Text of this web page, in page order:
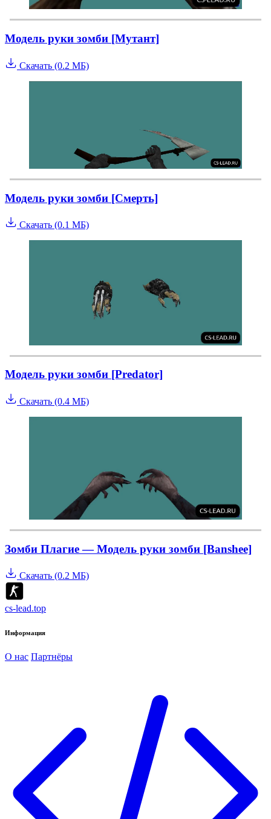
Модель руки зомби [Мутант]
Скачать (0.2 МБ)
Модель руки зомби [Смерть]
Скачать (0.1 МБ)
Модель руки зомби [Predator]
Скачать (0.4 МБ)
Зомби Плагие — Модель руки зомби [Banshee]
Скачать (0.2 МБ)
cs-lead.top
Информация
О нас Партнёры